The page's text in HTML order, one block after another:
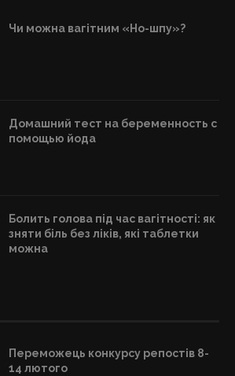
Чи можна вагітним «Но-шпу»?
Домашний тест на беременность с
помощью йода
Болить голова під час вагітності: як
зняти біль без ліків, які таблетки
можна
Переможець конкурсу репостів 8-
14 лютого